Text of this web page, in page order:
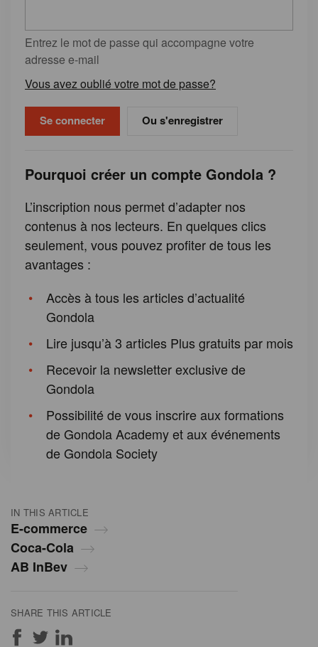
IN THIS ARTICLE
E-commerce
Coca-Cola
AB InBev
SHARE THIS ARTICLE
Entrez le mot de passe qui accompagne votre
adresse e-mail
Vous avez oublié votre mot de passe?
Ou s'enregistrer
Pourquoi créer un compte Gondola ?
L’inscription nous permet d’adapter nos
contenus à nos lecteurs. En quelques clics
seulement, vous pouvez profiter de tous les
avantages :
Accès à tous les articles d’actualité
Gondola
Lire jusqu’à 3 articles Plus gratuits par mois
Recevoir la newsletter exclusive de
Gondola
Possibilité de vous inscrire aux formations
de Gondola Academy et aux événements
de Gondola Society